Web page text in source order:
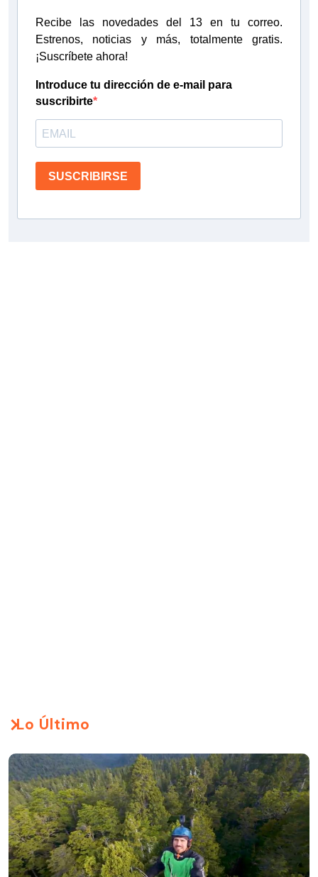
Recibe las novedades del 13 en tu correo.
Estrenos, noticias y más, totalmente gratis.
¡Suscríbete ahora!
Introduce tu dirección de e-mail para
suscribirte
SUSCRIBIRSE
Lo Último